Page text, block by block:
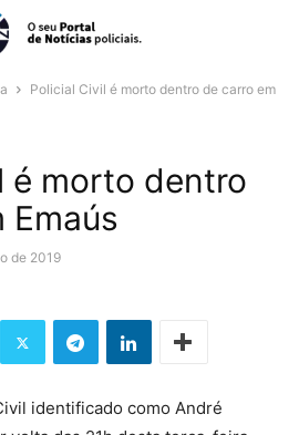
Policial Civil é morto dentro de carro em
é morto dentro
Emaús
de 2019
identificado como André